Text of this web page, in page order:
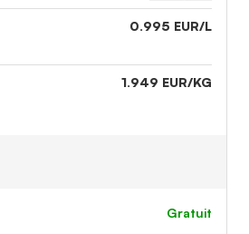
0.995 EUR/L
1.949 EUR/KG
gratuit